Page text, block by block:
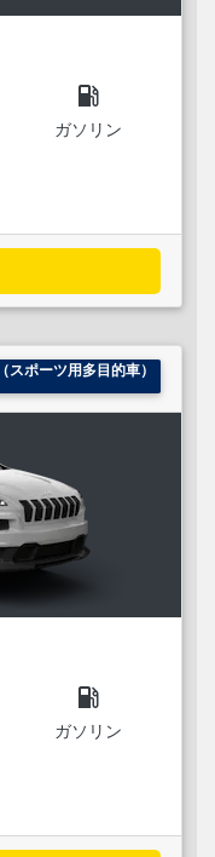
local_gas_station
ガソリン
スポーツ用多目的車）
local_gas_station
ガソリン